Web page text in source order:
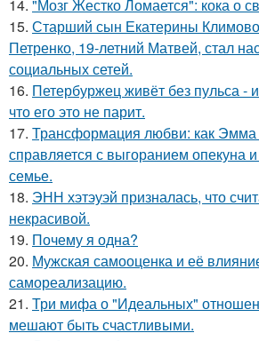
14. "Мозг Жестко Ломается": кока о
15. Старший сын Екатерины
Петренко, 19-летний Матвей, стал
социальных сетей.
16. Петербуржец живёт без пульса -
что его это не парит.
17. Трансформация любви: как Эмма
справляется с выгоранием опекуна
семье.
18. ЭНН хэтэуэй призналась, что
некрасивой.
19. Почему я одна?
20. Мужская самооценка и её
самореализацию.
21. Три мифа о "Идеальных"
мешают быть счастливыми.